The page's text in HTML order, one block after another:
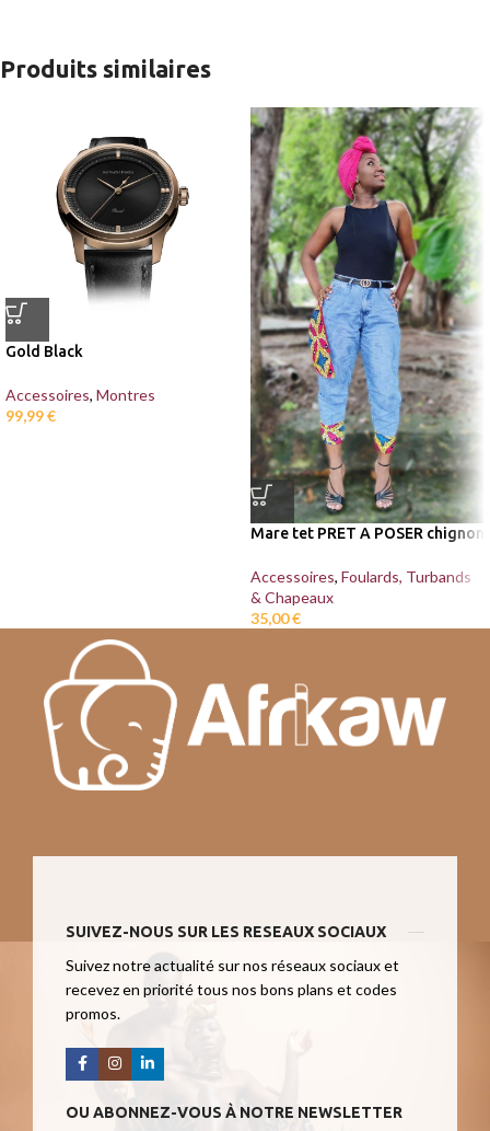
Produits similaires
Gold Black
Accessoires, Montres
99,99€
Mare tet PRET A POSER chignon
Accessoires, Foulards, Turbands
& Chapeaux
35,00€
SUIVEZ-NOUS SUR LES RESEAUX SOCIAUX
Suivez notre actualité sur nos réseaux sociaux et
recevez en priorité tous nos bons plans et codes
promos.
OU ABONNEZ-VOUS À NOTRE NEWSLETTER